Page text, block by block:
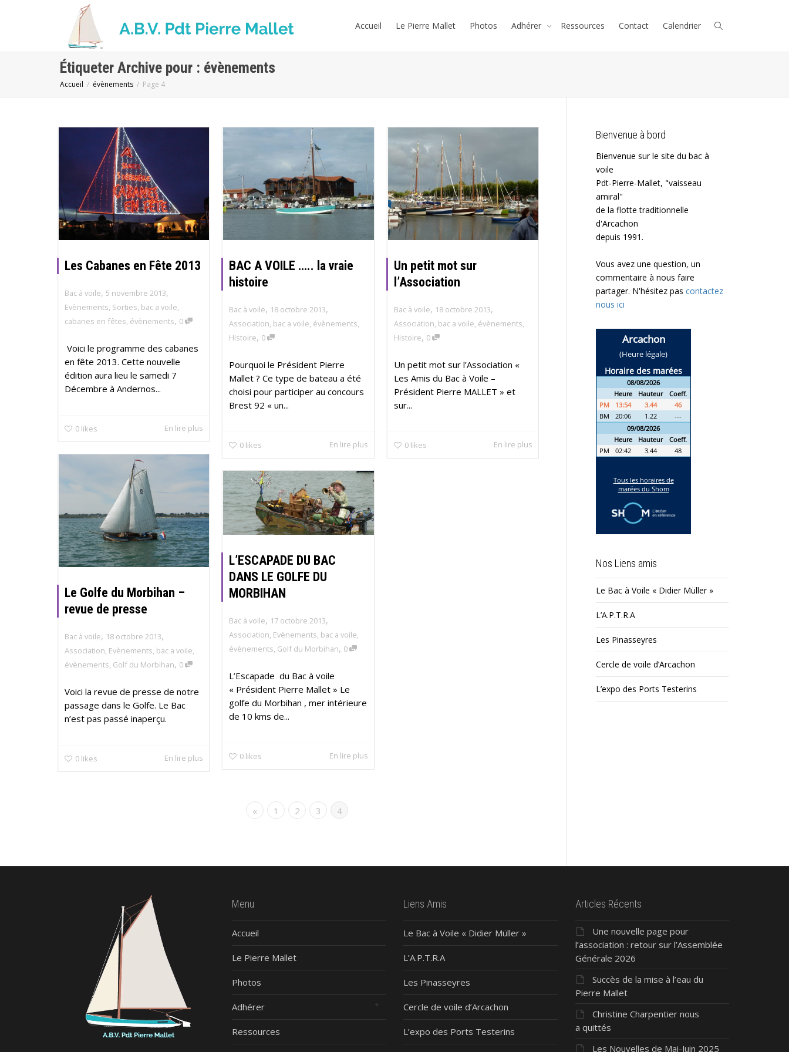
Accueil Le Pierre Mallet Photos Adhérer Ressources Contact Calendrier
Étiqueter Archive pour : évènements
Accueil évènements Page 4
Les Cabanes en Fête 2013
Bac à voile, 5 novembre 2013,
Evènements, Sorties, bac a voile,
cabanes en fêtes, évènements, 0
Voici le programme des cabanes
en fête 2013. Cette nouvelle
édition aura lieu le samedi 7
Décembre à Andernos...
0 likes En lire plus
BAC A VOILE ….. la vraie
histoire
Bac à voile, 18 octobre 2013,
Association, bac a voile, évènements,
Histoire, 0
Pourquoi le Président Pierre
Mallet ? Ce type de bateau a été
choisi pour participer au concours
Brest 92 « un...
0 likes En lire plus
Un petit mot sur
l’Association
Bac à voile, 18 octobre 2013,
Association, bac a voile, évènements,
Histoire, 0
Un petit mot sur l’Association «
Les Amis du Bac à Voile –
Président Pierre MALLET » et
sur...
0 likes En lire plus
Le Golfe du Morbihan –
revue de presse
Bac à voile, 18 octobre 2013,
Association, Evènements, bac a voile,
évènements, Golf du Morbihan, 0
Voici la revue de presse de notre
passage dans le Golfe. Le Bac
n’est pas passé inaperçu.
0 likes En lire plus
L’ESCAPADE DU BAC
DANS LE GOLFE DU
MORBIHAN
Bac à voile, 17 octobre 2013,
Association, Evènements, bac a voile,
évènements, Golf du Morbihan, 0
L’Escapade du Bac à voile
« Président Pierre Mallet » Le
golfe du Morbihan , mer intérieure
de 10 kms de...
0 likes En lire plus
« 1 2 3 4
Bienvenue à bord
Bienvenue sur le site du bac à
voile
Pdt-Pierre-Mallet, "vaisseau
amiral"
de la flotte traditionnelle
d'Arcachon
depuis 1991.
Vous avez une question, un
commentaire à nous faire
partager. N'hésitez pas contactez
nous ici
Nos Liens amis
Le Bac à Voile « Didier Müller »
L’A.P.T.R.A
Les Pinasseyres
Cercle de voile d’Arcachon
L’expo des Ports Testerins
Menu
Accueil
Le Pierre Mallet
Photos
Adhérer
Ressources
Liens Amis
Le Bac à Voile « Didier Müller »
L’A.P.T.R.A
Les Pinasseyres
Cercle de voile d’Arcachon
L’expo des Ports Testerins
Articles Récents
Une nouvelle page pour
l’association : retour sur l’Assemblée
Générale 2026
Succès de la mise à l’eau du
Pierre Mallet
Christine Charpentier nous
a quittés
Les Nouvelles de Mai-Juin 2025